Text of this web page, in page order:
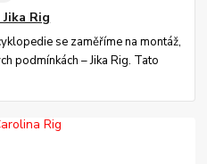
Rig
se zaměříme na montáž,
podmínkách – Jika Rig. Tato